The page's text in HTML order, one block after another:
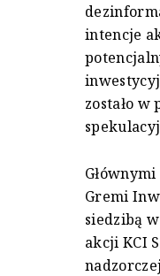
intencje
zostało
Gremi
siedzibą
akcji KCI